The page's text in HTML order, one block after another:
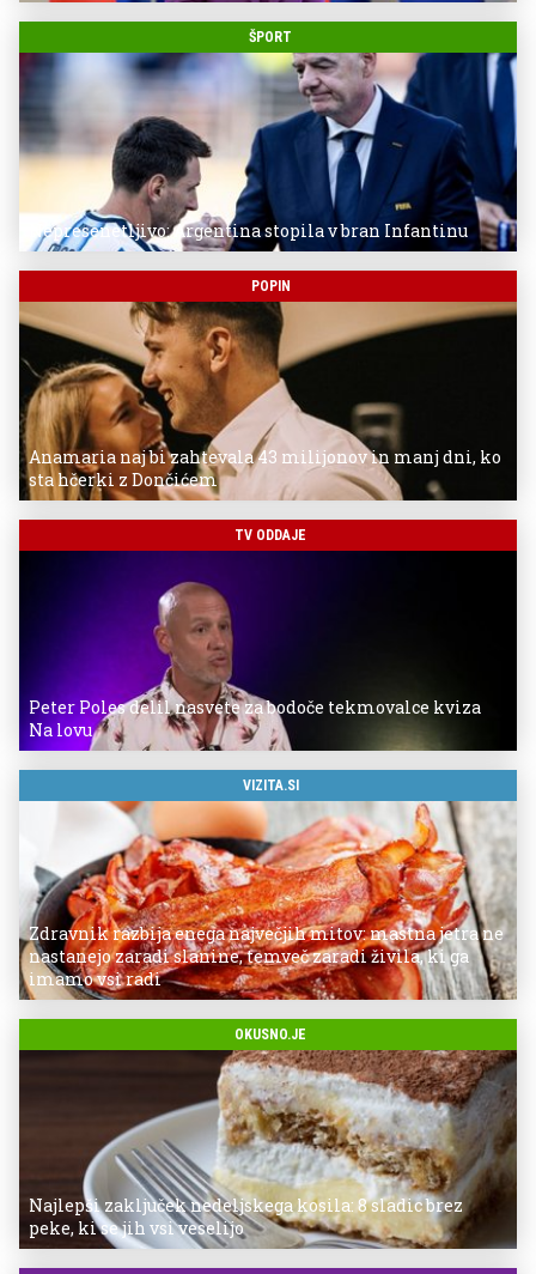
ŠPORT
Nepresenetljivo: Argentina stopila v bran Infantinu
POPIN
Anamaria naj bi zahtevala 43 milijonov in manj dni, ko
sta hčerki z Dončićem
TV ODDAJE
Peter Poles delil nasvete za bodoče tekmovalce kviza
Na lovu
VIZITA.SI
Zdravnik razbija enega največjih mitov: mastna jetra ne
nastanejo zaradi slanine, temveč zaradi živila, ki ga
imamo vsi radi
OKUSNO.JE
Najlepši zaključek nedeljskega kosila: 8 sladic brez
peke, ki se jih vsi veselijo